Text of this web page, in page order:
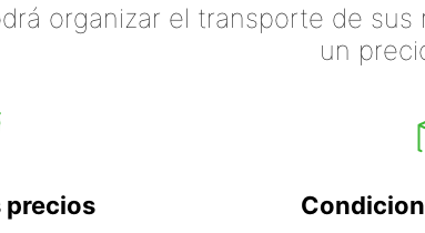
organizar el transporte de
un
precios